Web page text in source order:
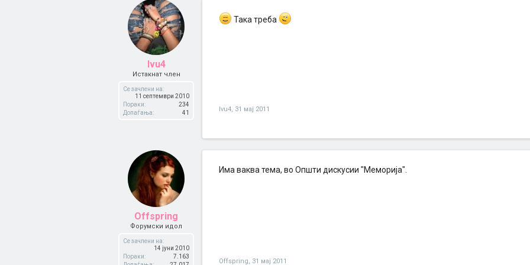
Ivu4
Истакнат член
Се зачлени на:
11 септември 2010
Пораки:
234
Допаѓања:
41
Така треба
Ivu4, 31 мај 2011
Offspring
Форумски идол
Се зачлени на:
14 јуни 2010
Пораки:
7.163
Има ваква тема, во Општи дискусии "Меморија".
Offspring, 31 мај 2011